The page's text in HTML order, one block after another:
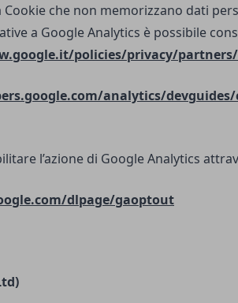
Cookie che non memorizzano dati
a Google Analytics è possibile
policies/privacy/partners/
analytics/
l’azione di Google Analytics
dlpage/gaoptout